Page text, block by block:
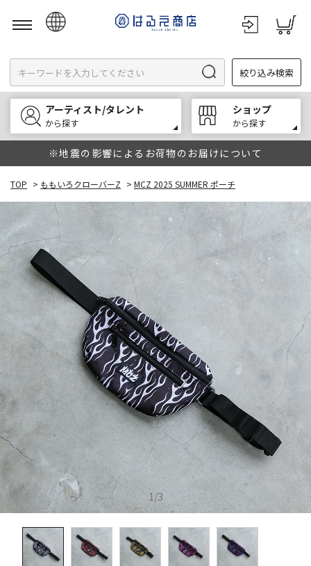
English
한국어
中文
絞り込み検索
アーティスト/タレント
から探す
ショップ
から探す
※地震の影響によるお荷物のお届けについて
TOP > ももいろクローバーZ > MCZ 2025 SUMMER ポーチ
1/3